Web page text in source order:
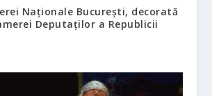
Naționale București, decorată
Deputaților a Republicii